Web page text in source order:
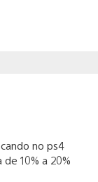
no ps4
10% a 20%